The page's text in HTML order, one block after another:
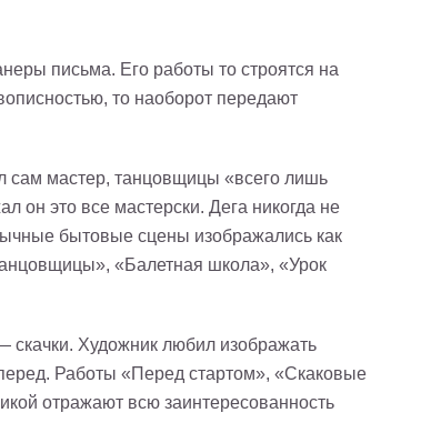
письма. Его работы то строятся на
то наоборот передают
сам мастер, танцовщицы «всего лишь
он это все мастерски. Дега никогда не
бытовые сцены изображались как
«Балетная школа», «Урок
Художник любил изображать
Работы «Перед стартом», «Скаковые
отражают всю заинтересованность